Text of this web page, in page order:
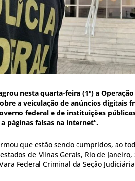
nesta quarta-feira (1º) a
a veiculação de anúncios digitais
federal e de instituições
páginas falsas na internet”.
que estão sendo cumpridos, ao
de Minas Gerais, Rio de Janeiro,
Federal Criminal da Seção